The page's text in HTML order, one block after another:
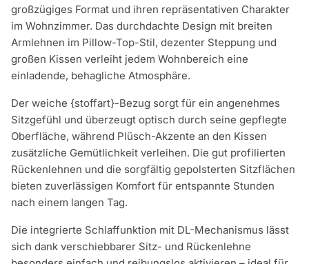
großzügiges Format und ihren repräsentativen Charakter
im Wohnzimmer. Das durchdachte Design mit breiten
Armlehnen im Pillow-Top-Stil, dezenter Steppung und
großen Kissen verleiht jedem Wohnbereich eine
einladende, behagliche Atmosphäre.
Der weiche {stoffart}-Bezug sorgt für ein angenehmes
Sitzgefühl und überzeugt optisch durch seine gepflegte
Oberfläche, während Plüsch-Akzente an den Kissen
zusätzliche Gemütlichkeit verleihen. Die gut profilierten
Rückenlehnen und die sorgfältig gepolsterten Sitzflächen
bieten zuverlässigen Komfort für entspannte Stunden
nach einem langen Tag.
Die integrierte Schlaffunktion mit DL-Mechanismus lässt
sich dank verschiebbarer Sitz- und Rückenlehne